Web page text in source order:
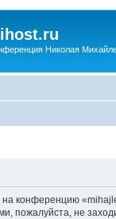
Николая
конференцию
пожалуйста, не